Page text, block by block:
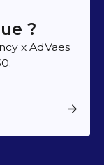
?
x AdVaes